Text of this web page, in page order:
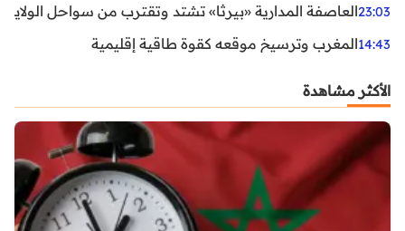
23:03العاصفة المدارية «بيرثا» تشتد وتقترب من سواحل
14:43المغرب وترسيخ موقعه كقوة طاقية إقليمية
الأكثر مشاهدة